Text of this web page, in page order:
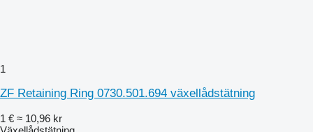
1
ZF Retaining Ring 0730.501.694 växellådstätning
1 € ≈ 10,96 kr